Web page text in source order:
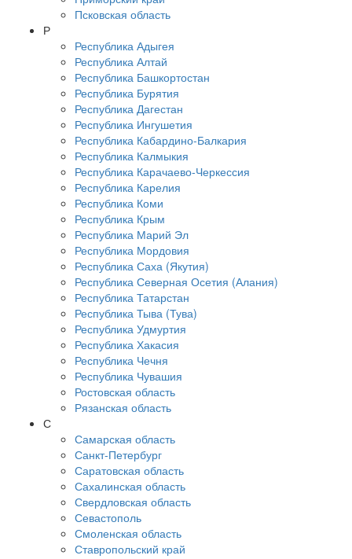
Псковская область
Р
Республика Адыгея
Республика Алтай
Республика Башкортостан
Республика Бурятия
Республика Дагестан
Республика Ингушетия
Республика Кабардино-Балкария
Республика Калмыкия
Республика Карачаево-Черкессия
Республика Карелия
Республика Коми
Республика Крым
Республика Марий Эл
Республика Мордовия
Республика Саха (Якутия)
Республика Северная Осетия (Алания)
Республика Татарстан
Республика Тыва (Тува)
Республика Удмуртия
Республика Хакасия
Республика Чечня
Республика Чувашия
Ростовская область
Рязанская область
С
Самарская область
Санкт-Петербург
Саратовская область
Сахалинская область
Свердловская область
Севастополь
Смоленская область
Ставропольский край